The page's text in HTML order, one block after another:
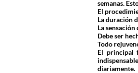
semanas.
El
La duración
La
Debe ser
Todo
El principal
diariamente.